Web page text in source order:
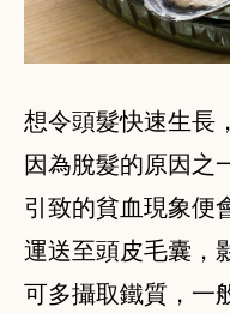
想令頭髮快速生長
因為脫髮的原因之
引致的貧血現象便
運送至頭皮毛囊，
可多攝取鐵質，一